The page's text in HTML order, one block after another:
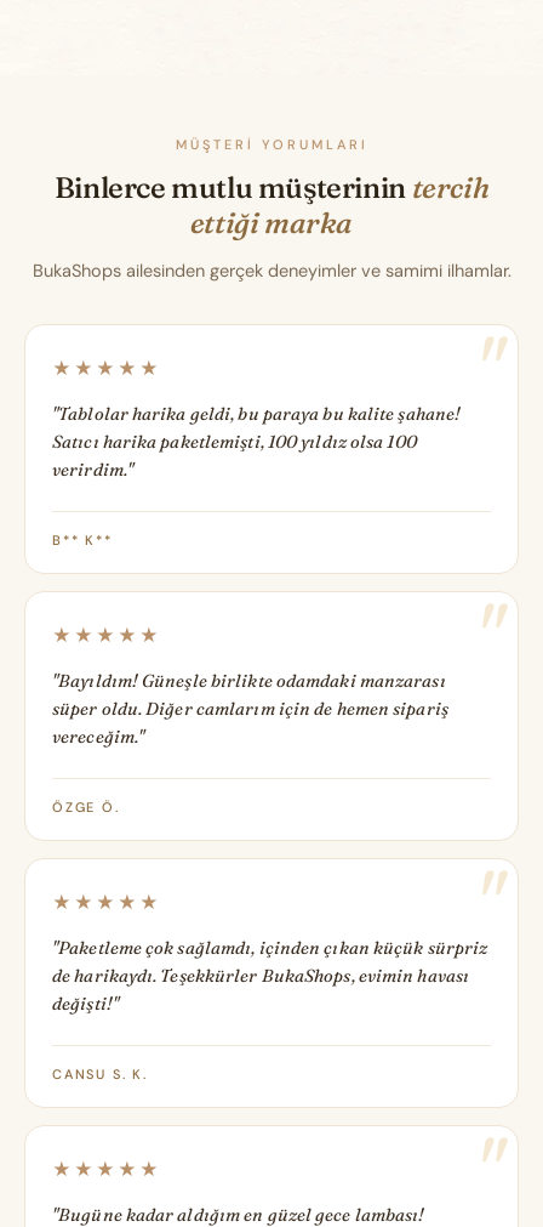
MÜŞTERI YORUMLARI
Binlerce mutlu müşterinin tercih
ettiği marka
BukaShops ailesinden gerçek deneyimler ve samimi ilhamlar.
★★★★★
"Tablolar harika geldi, bu paraya bu kalite şahane!
Satıcı harika paketlemişti, 100 yıldız olsa 100
verirdim."
B** K**
★★★★★
"Bayıldım! Güneşle birlikte odamdaki manzarası
süper oldu. Diğer camlarım için de hemen sipariş
vereceğim."
ÖZGE Ö.
★★★★★
"Paketleme çok sağlamdı, içinden çıkan küçük sürpriz
de harikaydı. Teşekkürler BukaShops, evimin havası
değişti!"
CANSU S. K.
★★★★★
"Bugüne kadar aldığım en güzel gece lambası!